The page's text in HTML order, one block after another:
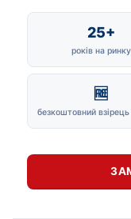
25+
років на ринку
🆓
безкоштовний